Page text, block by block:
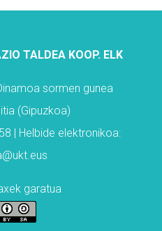
TALDEA KOOP. ELK
sormen gunea
(Gipuzkoa)
| Helbide elektronikoa:
garatua